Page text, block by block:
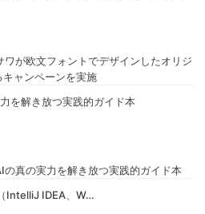
を解き放つ実践的ガイド本
IntelliJ IDEA、W…